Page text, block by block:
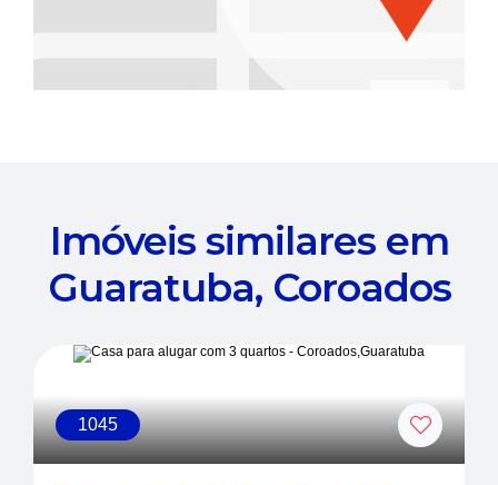
Imóveis similares em
Guaratuba, Coroados
1045